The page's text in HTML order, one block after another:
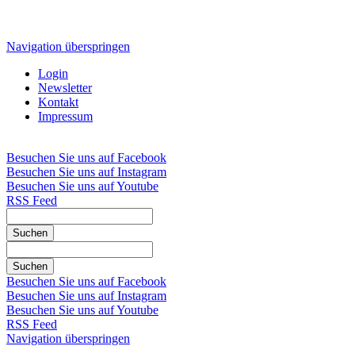
Navigation überspringen
Login
Newsletter
Kontakt
Impressum
Besuchen Sie uns auf Facebook
Besuchen Sie uns auf Instagram
Besuchen Sie uns auf Youtube
RSS Feed
Suchen
Suchen
Besuchen Sie uns auf Facebook
Besuchen Sie uns auf Instagram
Besuchen Sie uns auf Youtube
RSS Feed
Navigation überspringen